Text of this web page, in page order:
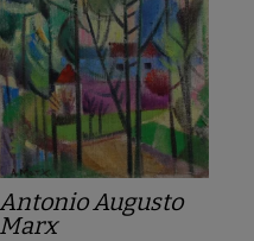
Antonio Augusto
Marx